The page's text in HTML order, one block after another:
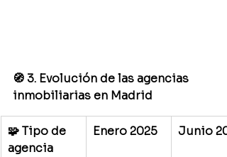
🧭 3. Evolución de las agencias
inmobiliarias en Madrid
🧩 Tipo de
agencia
Enero 2025 Junio